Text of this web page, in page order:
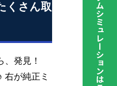
くさん取
、発見！
が純正ミ